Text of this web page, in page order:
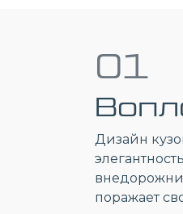
01
Дизайн
поражает